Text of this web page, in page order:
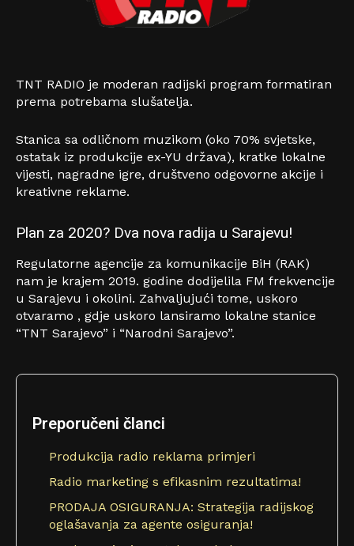
TNT RADIO je moderan radijski program formatiran
prema potrebama slušatelja.
Stanica sa odličnom muzikom (oko 70% svjetske,
ostatak iz produkcije ex-YU država), kratke lokalne
vijesti, nagradne igre, društveno odgovorne akcije i
kreativne reklame.
Plan za 2020? Dva nova radija u Sarajevu!
Regulatorne agencije za komunikacije BiH (RAK)
nam je krajem 2019. godine dodijelila FM frekvencije
u Sarajevu i okolini. Zahvaljujući tome, uskoro
otvaramo , gdje uskoro lansiramo lokalne stanice
“TNT Sarajevo” i “Narodni Sarajevo”.
Preporučeni članci
Produkcija radio reklama primjeri
Radio marketing s efikasnim rezultatima!
PRODAJA OSIGURANJA: Strategija radijskog
oglašavanja za agente osiguranja!